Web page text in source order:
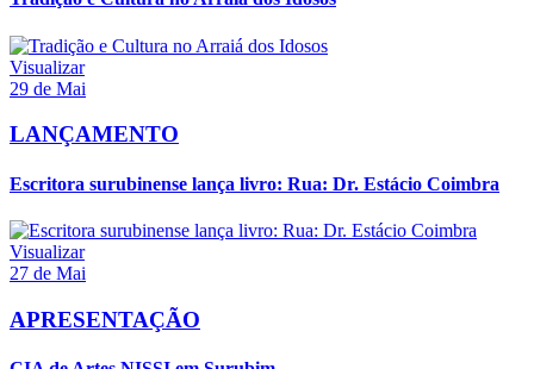
Visualizar
29 de Mai
LANÇAMENTO
Escritora surubinense lança livro: Rua: Dr. Estácio Coimbra
Visualizar
27 de Mai
APRESENTAÇÃO